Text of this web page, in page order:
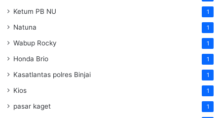
Ketum PB NU 1
Natuna 1
Wabup Rocky 1
Honda Brio 1
Kasatlantas polres Binjai 1
Kios 1
pasar kaget 1